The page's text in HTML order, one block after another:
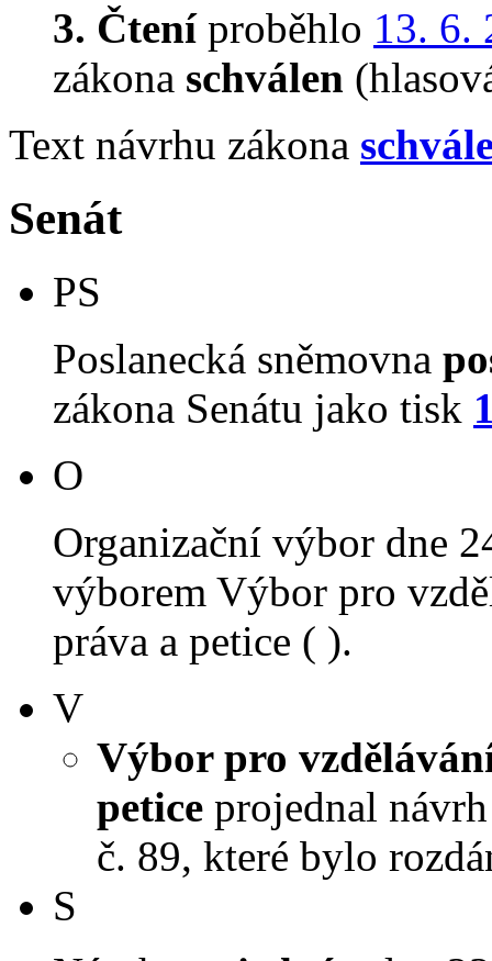
3. Čteníproběhlo 13. 6.
zákona schválen
Text návrhu zákona
Senát
PS
Poslanecká sněmovna
zákona Senátu jako tisk
O
Organizační výbor dne
výborem Výbor pro
práva a petice ( ).
V
Výbor pro
petice projednal
č. 89, které bylo
S